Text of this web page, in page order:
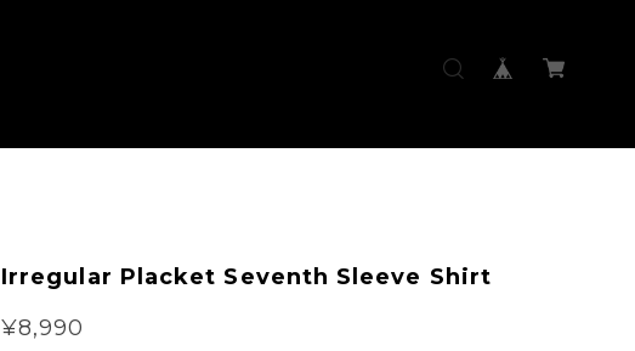
Irregular Placket Seventh Sleeve Shirt
¥8,990